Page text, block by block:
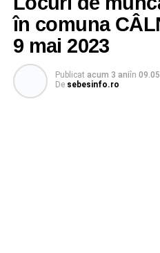
în comuna
9 mai 2023
Publicat acum 3 aniîn
De sebesinfo.ro